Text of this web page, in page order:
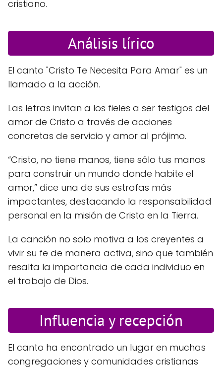
cristiano.
Análisis lírico
El canto "Cristo Te Necesita Para Amar" es un
llamado a la acción.
Las letras invitan a los fieles a ser testigos del
amor de Cristo a través de acciones
concretas de servicio y amor al prójimo.
“Cristo, no tiene manos, tiene sólo tus manos
para construir un mundo donde habite el
amor,” dice una de sus estrofas más
impactantes, destacando la responsabilidad
personal en la misión de Cristo en la Tierra.
La canción no solo motiva a los creyentes a
vivir su fe de manera activa, sino que también
resalta la importancia de cada individuo en
el trabajo de Dios.
Influencia y recepción
El canto ha encontrado un lugar en muchas
congregaciones y comunidades cristianas